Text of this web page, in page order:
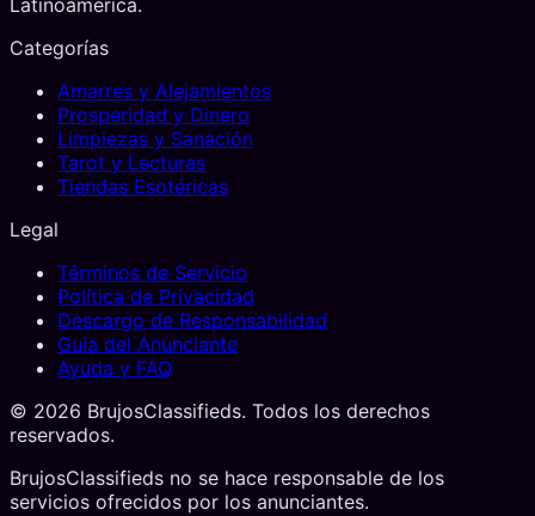
Latinoamérica.
Categorías
Amarres y Alejamientos
Prosperidad y Dinero
Limpiezas y Sanación
Tarot y Lecturas
Tiendas Esotéricas
Legal
Términos de Servicio
Política de Privacidad
Descargo de Responsabilidad
Guia del Anunciante
Ayuda y FAQ
© 2026 BrujosClassifieds. Todos los derechos
reservados.
BrujosClassifieds no se hace responsable de los
servicios ofrecidos por los anunciantes.